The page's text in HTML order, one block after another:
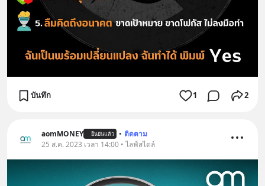
บันทึก 1 2
aomMONEY ยืนยันแล้ว • ติดตาม
25 ส.ค. 2023 เวลา 14:00 • ไลฟ์สไตล์